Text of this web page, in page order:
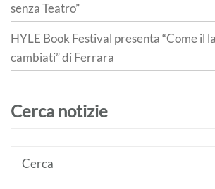
senza Teatro”
HYLE Book Festival presenta “Come il
cambiati” di Ferrara
Cerca notizie